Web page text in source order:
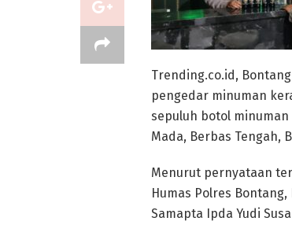
Trending.co.id,
pengedar minuman
sepuluh botol minuman
Mada, Berbas Tengah,
Menurut pernyataan
Humas Polres
Samapta Ipda Yudi